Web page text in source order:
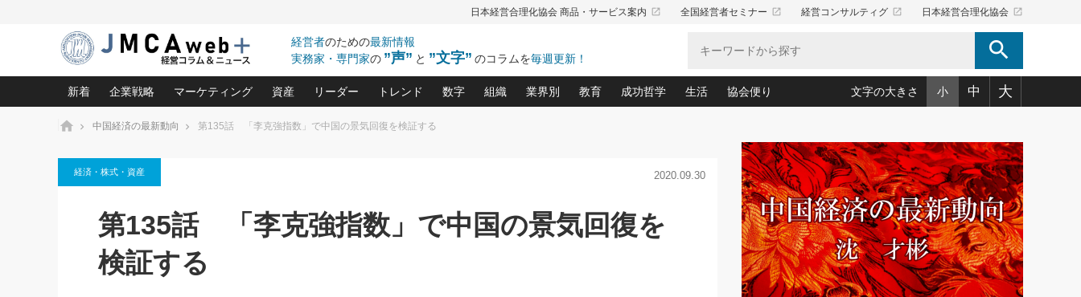
日本経営合理化協会 商品・サービス案内 launch 全国経営者セミナー launch 経営コンサルティグ launch 日本経営合理化協会 launch
経営者のための最新情報
実務家・専門家の ”声” と ”文字” のコラムを毎週更新！ search
新着
相談15：銀行がやたらと固定金
利を勧めてきます！やはり固定
がよいのでしょうか！
2026.08.7 2026.08.5 2026.08.5
第86回 「言葉狩り」
もっとみる
企業戦略
中小企業の「１位づくり」戦略(96)
利益を最大化する「業務改善」横田尚哉氏(5)
強い会社を築く ビジネス・クリニック(240)
日本レーザー「人を大切にしながら利益を上げる経営」の極意
(3)
武器としてのM&A入門(3)
マーケティング
ロングセラーの玉手箱(9)
大復活＆快進撃！ユニバーサルスタジオジャパンの成功要因と
は(5)
資産
中国経済の最新動向(204)
事業承継の前に、決めておきたい、知っておきたい、やってお
リーダー
ピョートル・F・グジバチの『経営戦略の新常識』(12)
トレンド
北村森の「今月のヒット商品」(109)
数字
おカネが残る決算書にするために、やっておきたいこと(34)
会社を守り抜くための緊急対策(100)
強い決算書の会社はココが違う！(36)
組織
職場の生産性を下げるハラスメントの予防策(10)
賃金決定の定石(68)
顧客・社員・社会から支持される「ウェルビーイング経営入
業界別
大久保一彦の“流行る”お店の仕組みづくり(210)
柿内幸夫─社長のための現場改善(174)
教育
あなただからお願いしたいと思われる 気配りの達人(127)
クレーム対応 実践マニュアル(92)
クレーム対応の新知識と新常識(57)
デキル社員に育てる！ 社員教育の決め手(203)
東川鷹年の「中小企業の人育て」(38)
成功哲学
中国哲学に学ぶ 不況は会社守成の好機(38)
令和時代の「社長の人間力の磨き方」(86)
先人の名句名言の教え 東洋思想に学ぶ経営学(132)
渡部昇一の「日本の指導者たち」(32)
経営に活かす“十八史略”(30)
生活
おのころ心平の ──社長のための「か・ら・だマネジメント」
(50)
デジタルＡＶを味方に！新・仕事術(180)
リーダー脳の鍛え方(32)
ワインを楽しむ基礎レッスン(12)
必読！社長が読むべき今月の4冊(88)
協会便り
「愛読者通信」著者インタビュー(44)
ビジネス見聞録 経営ニュース(100)
作間信司の経営無形庵(けいえいむぎょうあん)(166)
経営セミナー情報局(1)
繁栄への着眼点 牟田太陽(76)
講話を聞いて学ぼう 実学・耳学・磨く「ミミガク」のすすめ
文字の大きさ 小 中 大
ホーム 中国経済の最新動向 第135話 「李克強指数」で中国の景気回復を検証する
経済・株式・資産 2020.09.30
第135話 「李克強指数」で中国の景気回復を
検証する